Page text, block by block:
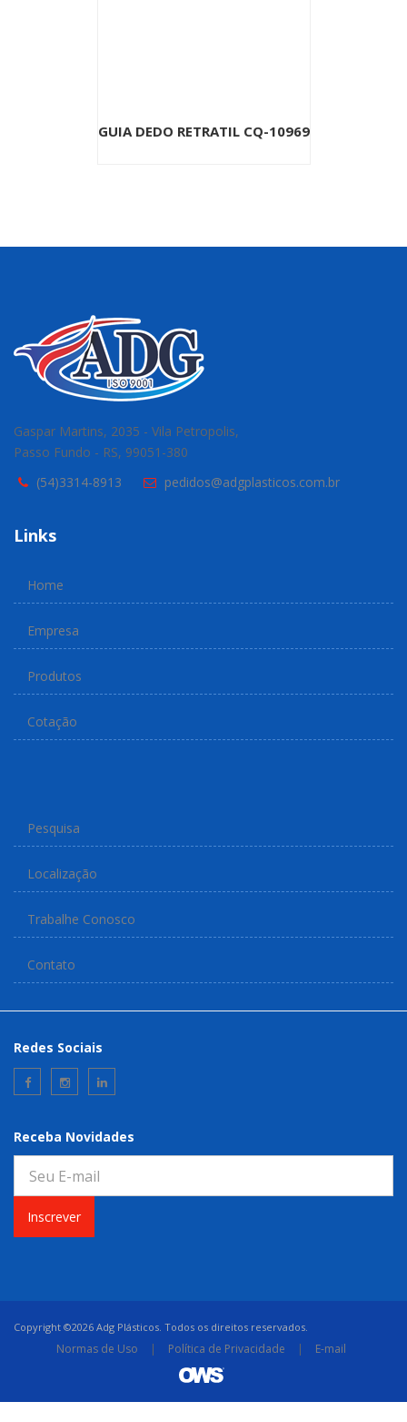
GUIA DEDO RETRATIL CQ-10969
Gaspar Martins, 2035 - Vila Petropolis,
Passo Fundo - RS, 99051-380
(54)3314-8913
pedidos@adgplasticos.com.br
Links
Home
Empresa
Produtos
Cotação
Pesquisa
Localização
Trabalhe Conosco
Contato
Redes Sociais
Receba Novidades
Inscrever
Copyright ©2026 Adg Plásticos. Todos os direitos reservados.
Normas de Uso | Política de Privacidade | E-mail